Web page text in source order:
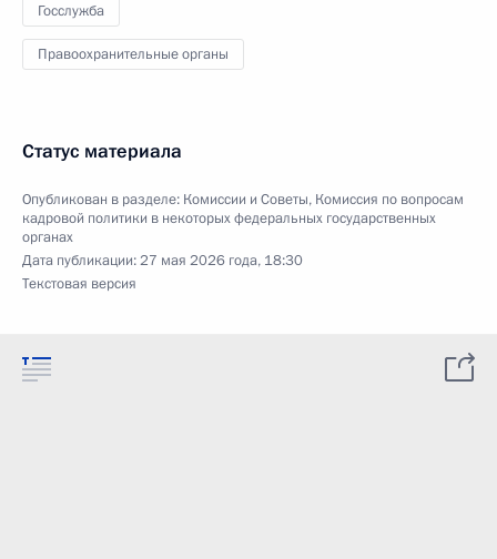
Госслужба
Правоохранительные органы
Статус материала
Опубликован в разделе: Комиссии и Советы, Комиссия по вопросам
кадровой политики в некоторых федеральных государственных
органах
Дата публикации:27 мая 2026 года, 18:30
Текстовая версия